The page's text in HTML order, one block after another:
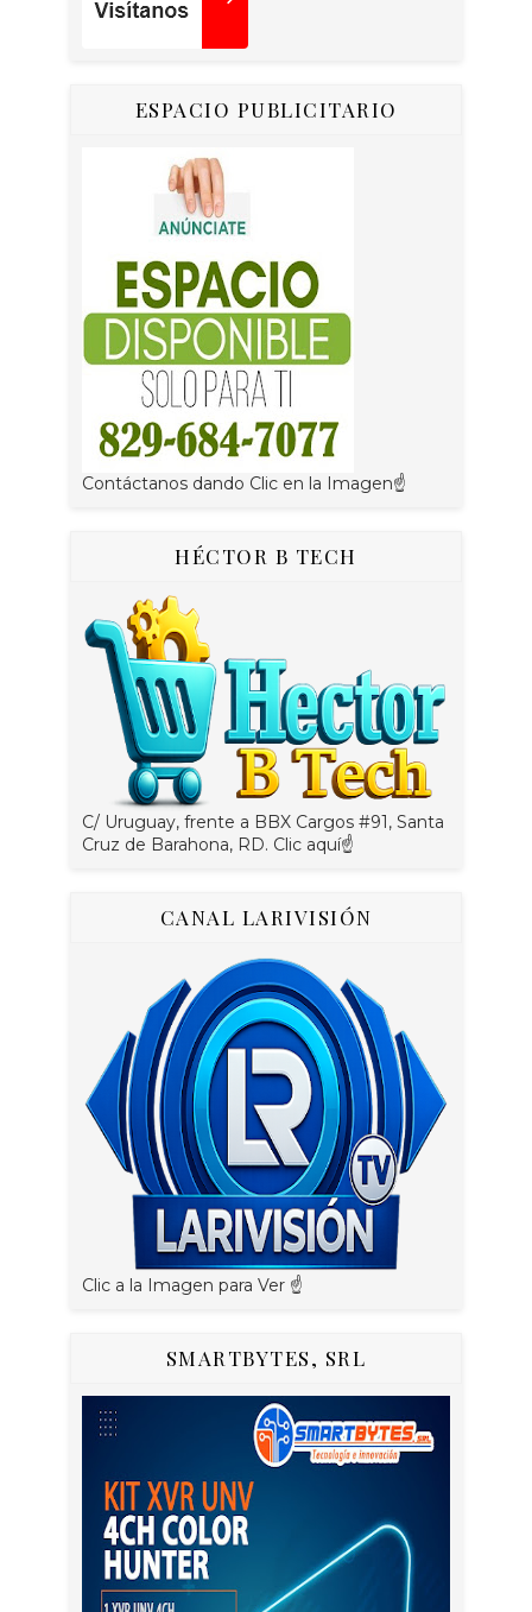
ESPACIO PUBLICITARIO
Contáctanos dando Clic en la Imagen☝
HÉCTOR B TECH
C/ Uruguay, frente a BBX Cargos #91, Santa
Cruz de Barahona, RD. Clic aquí☝
CANAL LARIVISIÓN
Clic a la Imagen para Ver ☝️
SMARTBYTES, SRL